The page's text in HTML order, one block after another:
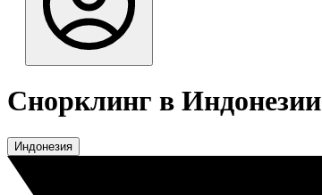
Снорклинг в Индонезии
Индонезия